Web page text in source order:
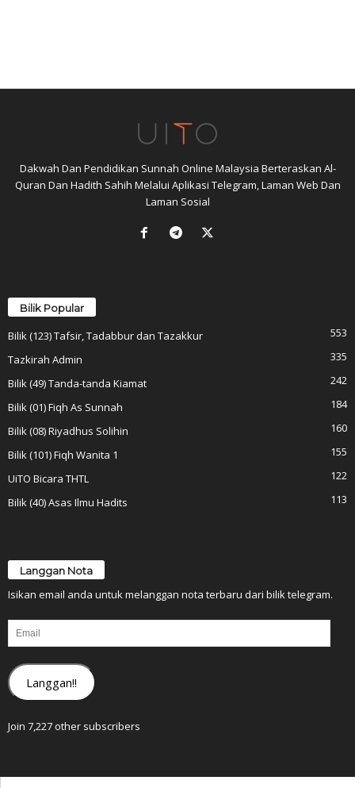
Dakwah Dan Pendidikan Sunnah Online Malaysia Berteraskan Al-
Quran Dan Hadith Sahih Melalui Aplikasi Telegram, Laman Web Dan
Laman Sosial
Bilik Popular
Bilik (123) Tafsir, Tadabbur dan Tazakkur
553
Tazkirah Admin
335
Bilik (49) Tanda-tanda Kiamat
242
Bilik (01) Fiqh As Sunnah
184
Bilik (08) Riyadhus Solihin
160
Bilik (101) Fiqh Wanita 1
155
UiTO Bicara THTL
122
Bilik (40) Asas Ilmu Hadits
113
Langgan Nota
Isikan email anda untuk melanggan nota terbaru dari bilik telegram.
Email
Langgan!!
Join 7,227 other subscribers